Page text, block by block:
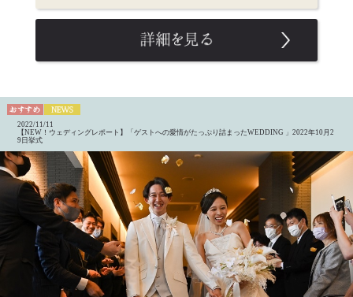
2022/11/11
【NEW！ウェディングレポート】「ゲストへの愛情がたっぷり詰まったWEDDING 」2022年10月2
9日挙式